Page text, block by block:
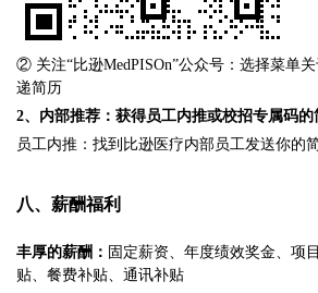
② 关注“比逊MedPISOn”公众号：选择菜单
递简历
2、内部推荐：获得员工内推或校招专属码
员工内推：找到比逊医疗内部员工发送你的
八、薪酬福利
丰厚的薪酬： 固定薪资、年度绩效奖金、项
贴、餐费补贴、通讯补贴